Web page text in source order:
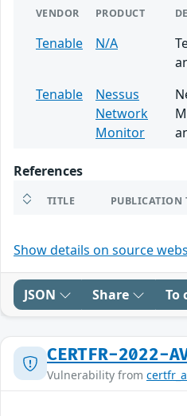
VENDOR PRODUCT
Tenable N/A
Tenable
Nessus
Network
Monitor
References
TITLE PUBLICATION
Show details on source
JSON Share To
CERTFR-2022-
Vulnerability from